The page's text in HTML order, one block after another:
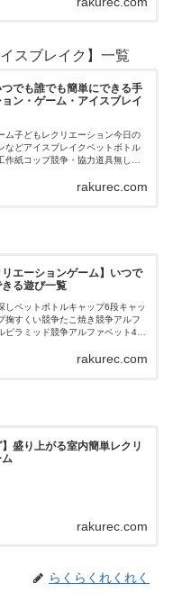
スブレイク】一覧
つでも誰でも簡単にできる手
ン・ゲーム・アイスブレイ
ム子どもレクリエーション今日の
などアイスブレイクペットボトル
作紙コップ競争・協力道具無し・
ム脳トレ無料素材Yo…rakurec.com
リエーションゲーム】いつで
る遊び一覧
しペットボトルキャップ6段キャッ
掬すくい競争たこ焼き競争アルフ
ピラミッド競争アルファベット4段
rakurec.com
】盛り上がる室内簡単レクリ
rakurec.com
らくらくれくれく